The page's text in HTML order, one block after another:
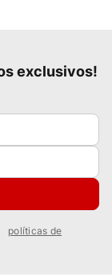
exclusivos!
políticas de